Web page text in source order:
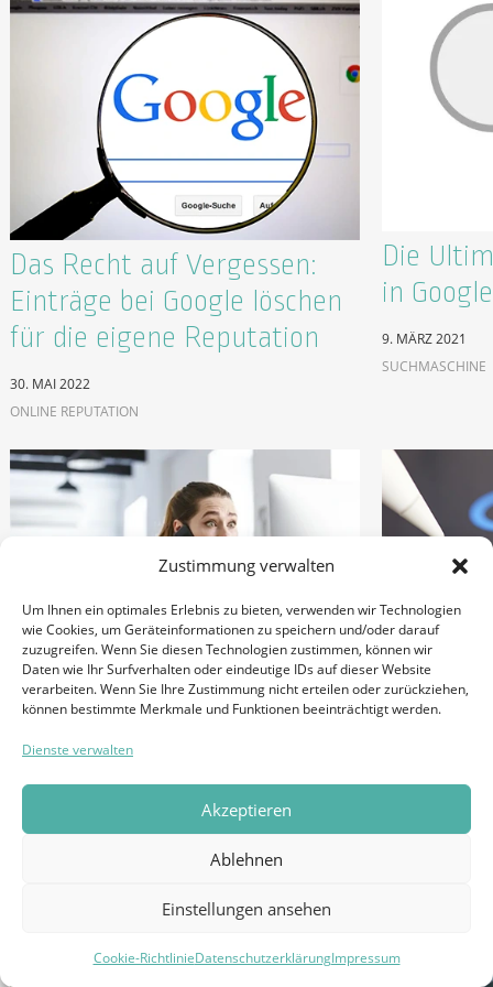
Zustimmung verwalten
Um Ihnen ein optimales Erlebnis zu bieten, verwenden wir Technologien
wie Cookies, um Geräteinformationen zu speichern und/oder darauf
zuzugreifen. Wenn Sie diesen Technologien zustimmen, können wir
Daten wie Ihr Surfverhalten oder eindeutige IDs auf dieser Website
verarbeiten. Wenn Sie Ihre Zustimmung nicht erteilen oder zurückziehen,
können bestimmte Merkmale und Funktionen beeinträchtigt werden.
Dienste verwalten
Akzeptieren
Ablehnen
Einstellungen ansehen
Cookie-RichtlinieDatenschutzerklärungImpressum
Relevanzprüfung!
Das Recht auf Vergessen:
Einträge bei Google löschen
für die eigene Reputation
30. MAI 2022
ONLINE REPUTATION
Die
in
9. MÄRZ 2021
SUCHMASCHINE
online? Was du jetzt tun
vor
15. SEPTEMBER